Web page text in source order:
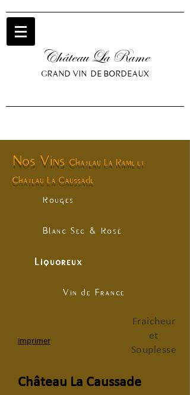
Château La Rame
GRAND VIN DE BORDEAUX
Nos Vins Chateau La Rame et
Chateau La Caussade
Rouges
Blanc Sec & Rosé
Liquoreux
Vin de France
Fraicheur
et
Souplesse
Château La Caussade
imprimer